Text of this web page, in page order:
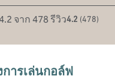
4.2 (478)
ารเล่นกอล์ฟ